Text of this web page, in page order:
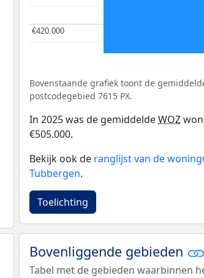
€420.000
€420.000
Bovenstaande grafiek toont de
postcodegebied 7615 PX.
In 2025 was de gemiddeldeWOZ
€505.000.
Bekijk ook de ranglijst van de
Tubbergen.
Toelichting
Bovenliggende gebieden
Tabel met de gebieden waarbinnen